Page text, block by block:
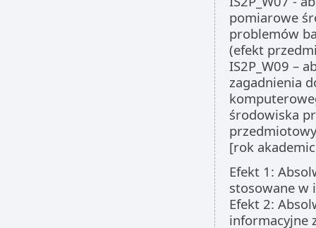
pomiarowe
problemów
(efekt
IS2P_W09 –
zagadnienia
środowiska
[rok
Efekt 1:
stosowane w
Efekt 2:
informacyjne